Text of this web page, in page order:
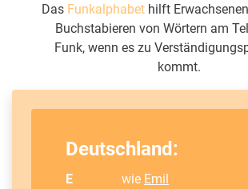
Das Funkalphabet hilft
Buchstabieren von Wörtern am
Funk, wenn es zu
kommt.
Deutschland:
E wie Emil